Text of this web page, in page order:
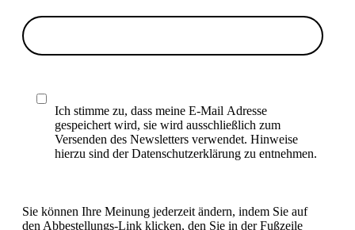
Ich stimme zu, dass meine E-Mail Adresse
gespeichert wird, sie wird ausschließlich zum
Versenden des Newsletters verwendet. Hinweise
hierzu sind der Datenschutzerklärung zu entnehmen.
Sie können Ihre Meinung jederzeit ändern, indem Sie auf
den Abbestellungs-Link klicken, den Sie in der Fußzeile